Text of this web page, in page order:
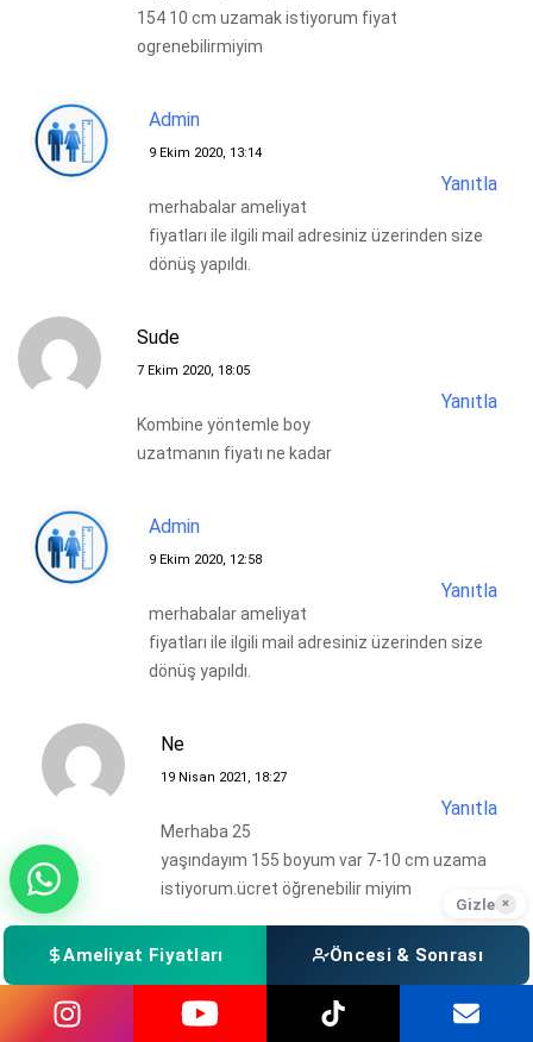
154 10 cm uzamak istiyorum fiyat
ogrenebilirmiyim
Admin
9 Ekim 2020, 13:14
Yanıtla
merhabalar ameliyat
fiyatları ile ilgili mail adresiniz üzerinden size
dönüş yapıldı.
Sude
7 Ekim 2020, 18:05
Yanıtla
Kombine yöntemle boy
uzatmanın fiyatı ne kadar
Admin
9 Ekim 2020, 12:58
Yanıtla
merhabalar ameliyat
fiyatları ile ilgili mail adresiniz üzerinden size
dönüş yapıldı.
Ne
19 Nisan 2021, 18:27
Yanıtla
Merhaba 25
yaşındayım 155 boyum var 7-10 cm uzama
istiyorum.ücret öğrenebilir miyim
Boy Ameliyatı -
Admin
21 Nisan 2021, 11:29
Gizle ×
Ameliyat Fiyatları Öncesi & Sonrası